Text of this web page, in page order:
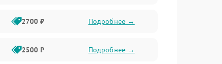
2700 ₽ Подробнее →
2500 ₽ Подробнее →